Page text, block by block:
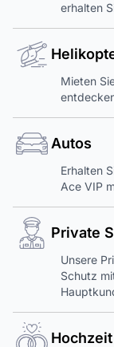
erhalten
Mieten
Autos
Erhalten
Ace VIP
Private
Unsere
Schutz